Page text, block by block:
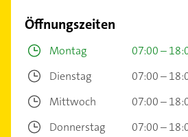
Öffnungszeiten
Montag
07:00 –
Dienstag
07:00 –
Mittwoch
07:00 –
Donnerstag
07:00 –